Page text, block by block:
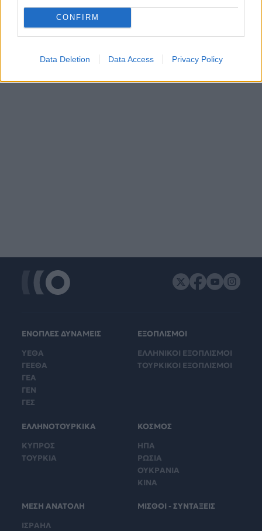
CONFIRM
Data Deletion Data Access Privacy Policy
ΔΙΑΦΗΜΙΣΗ
ΕΝΟΠΛΕΣ ΔΥΝΑΜΕΙΣ
ΥΕΘΑ
ΓΕΕΘΑ
ΓΕΑ
ΓΕΝ
ΓΕΣ
ΕΞΟΠΛΙΣΜΟΙ
ΕΛΛΗΝΙΚΟΙ ΕΞΟΠΛΙΣΜΟΙ
ΤΟΥΡΚΙΚΟΙ ΕΞΟΠΛΙΣΜΟΙ
ΕΛΛΗΝΟΤΟΥΡΚΙΚΑ
ΚΥΠΡΟΣ
ΤΟΥΡΚΙΑ
ΚΟΣΜΟΣ
ΗΠΑ
ΡΩΣΙΑ
ΟΥΚΡΑΝΙΑ
ΚΙΝΑ
ΜΕΣΗ ΑΝΑΤΟΛΗ
ΙΣΡΑΗΛ
ΜΙΣΘΟΙ - ΣΥΝΤΑΞΕΙΣ